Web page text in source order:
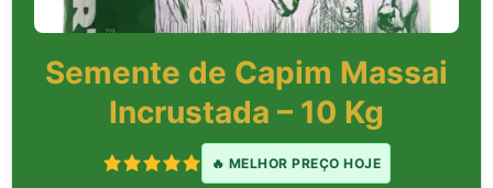
Semente de Capim Massai
Incrustada – 10 Kg
🔥 MELHOR PREÇO HOJE